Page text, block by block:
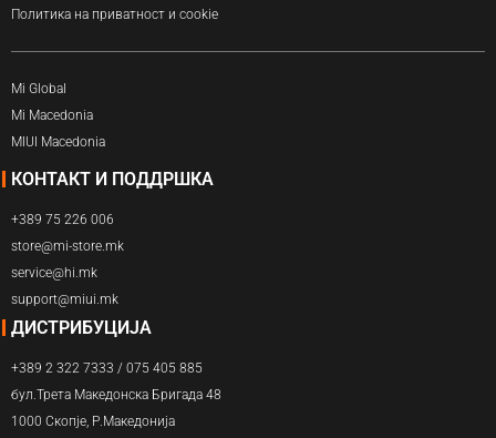
Политика на приватност и cookie
Mi Global
Mi Macedonia
MIUI Macedonia
КОНТАКТ И ПОДДРШКА
+389 75 226 006
store@mi-store.mk
service@hi.mk
support@miui.mk
ДИСТРИБУЦИЈА
+389 2 322 7333 / 075 405 885
бул.Трета Македонска Бригада 48
1000 Скопје, Р.Македонија